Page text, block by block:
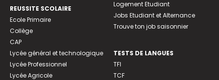
REUSSITE SCOLAIRE
Ecole Primaire
Collège
CAP
Lycée général et technologique
Lycée Professionnel
Lycée Agricole
Logement Etudiant
Jobs Etudiant et Alternance
Trouve ton job saisonnier
TESTS DE LANGUES
TFI
TCF